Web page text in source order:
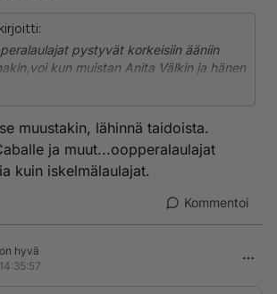
pystyvät korkeisiin ääniin
kun muistan Anita Välkin ja hänen
se on sitten eri juttu oopperalaulajilla kuin
muustakin, lähinnä taidoista.
ja muut...oopperalaulajat
kuin iskelmälaulajat.
Kommentoi
hyvä